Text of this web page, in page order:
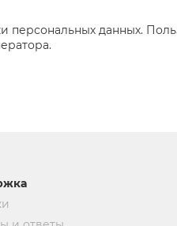
персональных данных.